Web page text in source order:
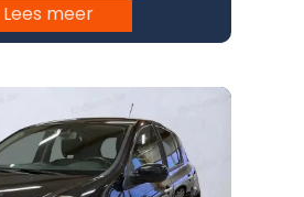
Lees meer